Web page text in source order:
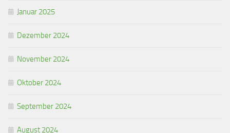
Januar 2025
Dezember 2024
November 2024
Oktober 2024
September 2024
August 2024